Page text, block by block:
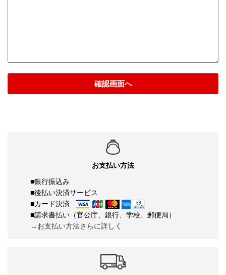
確認画面へ
お支払い方法
■銀行振込み
■後払い決済サービス
■カード決済
■請求書払い（官公庁、銀行、学校、郵便局）
→お支払い方法さらに詳しく